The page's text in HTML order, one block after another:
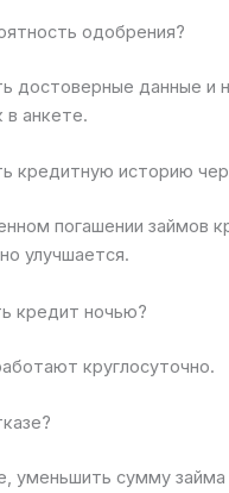
одобрения?
достоверные данные и
в анкете.
кредитную историю
погашении займов
улучшается.
кредит ночью?
круглосуточно.
уменьшить сумму займа